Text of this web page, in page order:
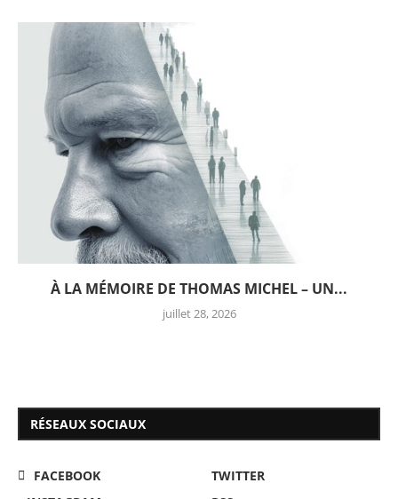
À LA MÉMOIRE DE THOMAS MICHEL – UN...
juillet 28, 2026
RÉSEAUX SOCIAUX
FACEBOOK
TWITTER